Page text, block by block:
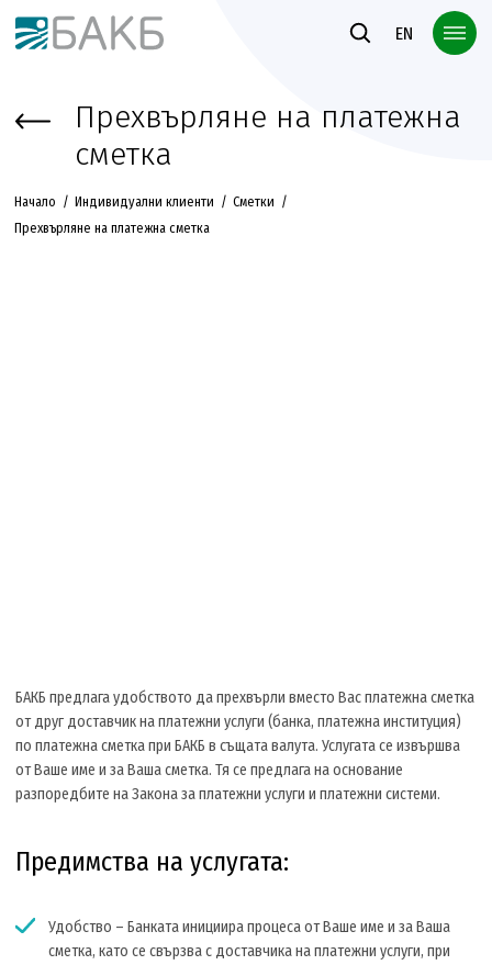
Към основното съдържание
EN
Прехвърляне на платежна
сметка
Начало Индивидуални клиенти
Сметки
Прехвърляне на платежна сметка
БАКБ предлага удобството да прехвърли вместо Вас платежна сметка
от друг доставчик на платежни услуги (банка, платежна институция)
по платежна сметка при БАКБ в същата валута. Услугата се извършва
от Ваше име и за Ваша сметка. Тя се предлага на основание
разпоредбите на Закона за платежни услуги и платежни системи.
Предимства на услугата:
Удобство – Банката инициира процеса от Ваше име и за Ваша
сметка, като се свързва с доставчика на платежни услуги, при